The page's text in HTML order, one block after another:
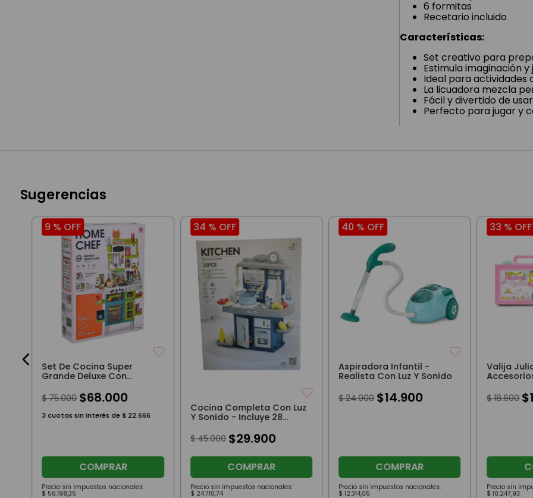
6 formitas
Recetario incluido
Características:
Set creativo para
Estimula imaginación y
Ideal para actividades
La licuadora mezcla
Fácil y divertido de usar
Perfecto para jugar y
Sugerencias
9 % OFF
Set De Cocina Super
Grande Deluxe Con
104 Piezas
$ 75.000 $68.000
3 cuotas sin interés de $ 22.666
COMPRAR
Precio sin impuestos nacionales:
$ 56.198,35
34 % OFF
Cocina Completa Con Luz
Y Sonido - Incluye 28
$ 45.000 $29.900
COMPRAR
Precio sin impuestos nacionales:
$ 24.710,74
40 % OFF
Aspiradora Infantil -
Realista Con Luz Y Sonido
$ 24.900 $14.900
COMPRAR
Precio sin impuestos nacionales:
$ 12.314,05
33 % OFF
Valija
$ 18.600 $
Precio sin
$ 10.247,93